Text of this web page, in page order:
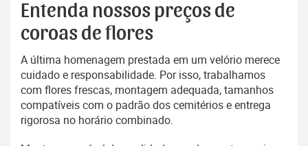
Entenda nossos preços de
coroas de flores
A última homenagem prestada em um velório merece
cuidado e responsabilidade. Por isso, trabalhamos
com flores frescas, montagem adequada, tamanhos
compatíveis com o padrão dos cemitérios e entrega
rigorosa no horário combinado.